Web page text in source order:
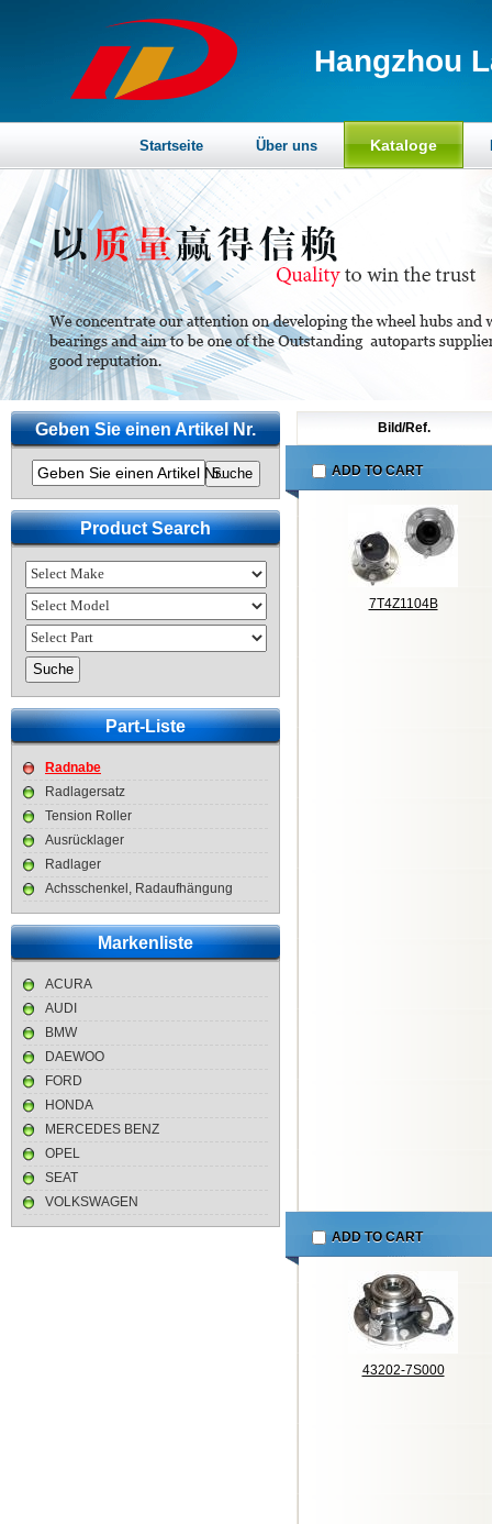
Hangzhou
Startseite Über uns Kataloge
Bild/Ref.
ADD TO CART
7T4Z1104B
ADD TO CART
43202-7S000
Geben Sie einen Artikel Nr.
Geben Sie einen Artikel Nr.
Product Search
Part-Liste
Radnabe
Radlagersatz
Tension Roller
Ausrücklager
Radlager
Achsschenkel, Radaufhängung
Markenliste
ACURA
AUDI
BMW
DAEWOO
FORD
HONDA
MERCEDES BENZ
OPEL
SEAT
VOLKSWAGEN